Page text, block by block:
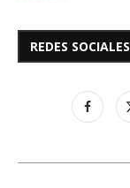
REDES SOCIALES